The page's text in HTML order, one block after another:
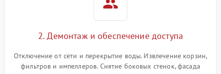
2. Демонтаж и обеспечение доступа
Отключение от сети и перекрытие воды. Извлечение корзин,
фильтров и импеллеров. Снятие боковых стенок, фасада